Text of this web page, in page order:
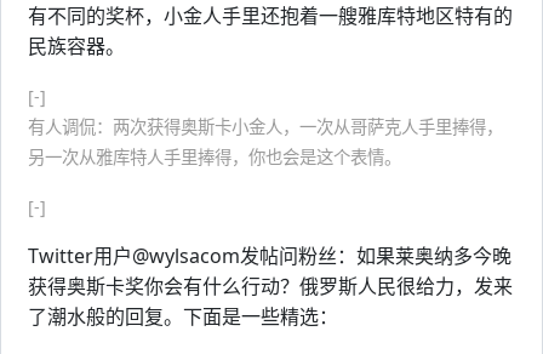
有不同的奖杯，小金人手里还抱着一艘雅库特地区特有的
民族容器。
[-]
有人调侃：两次获得奥斯卡小金人，一次从哥萨克人手里捧得，
另一次从雅库特人手里捧得，你也会是这个表情。
[-]
Twitter用户@wylsacom发帖问粉丝：如果莱奥纳多今晚
获得奥斯卡奖你会有什么行动？俄罗斯人民很给力，发来
了潮水般的回复。下面是一些精选：